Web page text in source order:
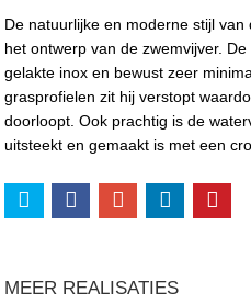
De natuurlijke en moderne stijl
het ontwerp van de zwemvijver.
gelakte inox en bewust zeer
grasprofielen zit hij verstopt
doorloopt. Ook prachtig is de
uitsteekt en gemaakt is met een
MEER REALISATIES